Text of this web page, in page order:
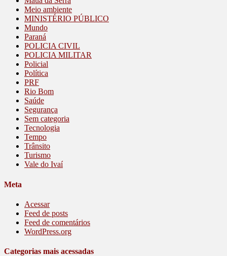
Meio ambiente
MINISTÉRIO PÚBLICO
Mundo
Paraná
POLICIA CIVIL
POLICIA MILITAR
Policial
Política
PRF
Rio Bom
Saúde
Segurança
Sem categoria
Tecnologia
Tempo
Trânsito
Turismo
Vale do Ivaí
Meta
Acessar
Feed de posts
Feed de comentários
WordPress.org
Categorias mais acessadas